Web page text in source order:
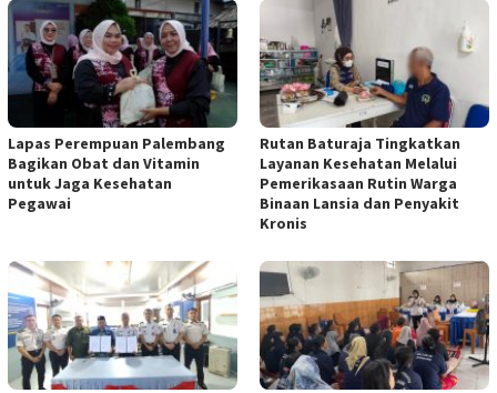
Lapas Perempuan Palembang
Bagikan Obat dan Vitamin
untuk Jaga Kesehatan
Pegawai
Rutan Baturaja Tingkatkan
Layanan Kesehatan Melalui
Pemerikasaan Rutin Warga
Binaan Lansia dan Penyakit
Kronis